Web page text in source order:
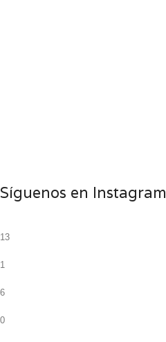
Síguenos en Instagram
13
1
6
0